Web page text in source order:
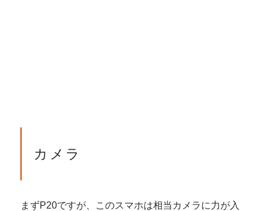
カメラ
まずP20ですが、このスマホは相当カメラに力が入